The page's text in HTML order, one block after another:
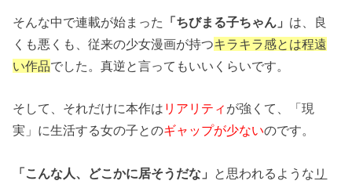
そんな中で連載が始まった 「ちびまる子ちゃん」 は、良
くも悪くも、従来の少女漫画が持つキラキラ感とは程遠
い作品でした。真逆と言ってもいいくらいです。
そして、それだけに本作は リアリティ が強くて、「現
実」に生活する女の子とのギャップが少ないのです。
「こんな人、どこかに居そうだな」 と思われるような リ